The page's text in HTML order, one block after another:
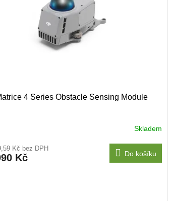
4 Series Obstacle Sensing Module
Skladem
Kč bez DPH
Kč Do košíku